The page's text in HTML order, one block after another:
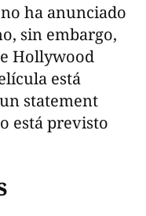
ha anunciado
sin embargo,
Hollywood
está
statement
está previsto